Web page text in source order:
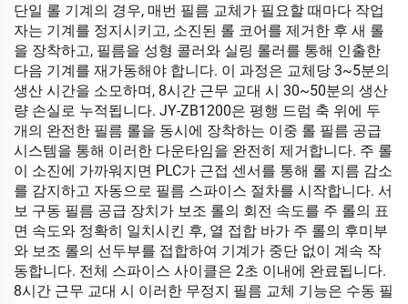
단일 롤 기계의 경우, 매번 필름 교체가 필요할 때마다 작업
자는 기계를 정지시키고, 소진된 롤 코어를 제거한 후 새 롤
을 장착하고, 필름을 성형 콜러와 실링 롤러를 통해 인출한
다음 기계를 재가동해야 합니다. 이 과정은 교체당 3~5분의
생산 시간을 소모하며, 8시간 근무 교대 시 30~50분의 생산
량 손실로 누적됩니다. JY-ZB1200은 평행 드럼 축 위에 두
개의 완전한 필름 롤을 동시에 장착하는 이중 롤 필름 공급
시스템을 통해 이러한 다운타임을 완전히 제거합니다. 주 롤
이 소진에 가까워지면 PLC가 근접 센서를 통해 롤 지름 감소
를 감지하고 자동으로 필름 스파이스 절차를 시작합니다. 서
보 구동 필름 공급 장치가 보조 롤의 회전 속도를 주 롤의 표
면 속도와 정확히 일치시킨 후, 열 접합 바가 주 롤의 후미부
와 보조 롤의 선두부를 접합하여 기계가 중단 없이 계속 작
동합니다. 전체 스파이스 사이클은 2초 이내에 완료됩니다.
8시간 근무 교대 시 이러한 무정지 필름 교체 기능은 수동 필